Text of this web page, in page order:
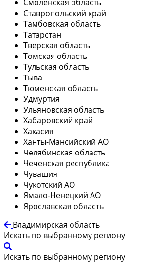
Смоленская область
Ставропольский край
Тамбовская область
Татарстан
Тверская область
Томская область
Тульская область
Тыва
Тюменская область
Удмуртия
Ульяновская область
Хабаровский край
Хакасия
Ханты-Мансийский АО
Челябинская область
Чеченская республика
Чувашия
Чукотский АО
Ямало-Ненецкий АО
Ярославская область
Владимирская область
Искать по выбранному региону
Искать по выбранному региону